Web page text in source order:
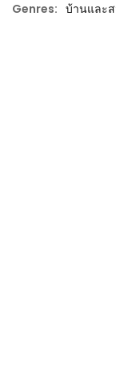
Genres: บ้านและ